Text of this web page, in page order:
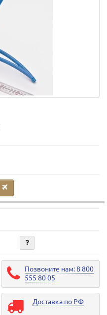
Позвоните нам: 8 800
555 80 05
Доставка по РФ